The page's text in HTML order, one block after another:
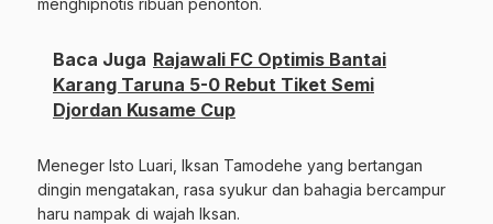
Baca Juga Rajawali FC Optimis Bantai
Karang Taruna 5-0 Rebut Tiket Semi
Djordan Kusame Cup
Meneger Isto Luari, Iksan Tamodehe yang bertangan
dingin mengatakan, rasa syukur dan bahagia bercampur
haru nampak di wajah Iksan.